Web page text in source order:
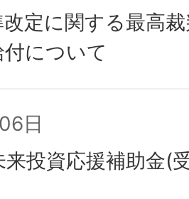
定に関する最高
について
日
投資応援補助金(